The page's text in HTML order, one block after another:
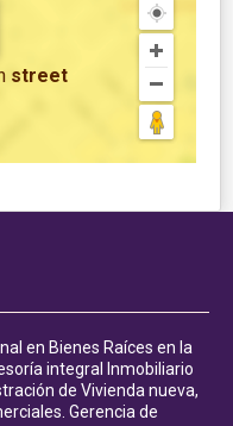
street
en Bienes Raíces en la
integral Inmobiliario
de Vivienda nueva,
Gerencia de